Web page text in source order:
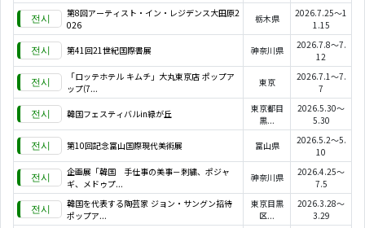
第8回アーティスト・イン・レジデンス大田原2
026
栃木県
2026.7.25～1
1.15
第41回21世紀国際書展 神奈川県
2026.7.8～7.
12
「ロッテホテル キムチ」大丸東京店 ポップア
ップ(7...
東京
2026.7.1～7.
7
韓国フェスティバルin緑が丘
東京都目
黒...
2026.5.30～
5.30
第10回記念富山国際現代美術展 富山県
2026.5.2～5.
10
企画展「韓国 手仕事の美事－刺繍、ポジャ
ギ、メドゥプ...
神奈川県
2026.4.25～
7.5
韓国を代表する陶芸家 ジョン・サングン招待
ポップア...
東京目黒
区...
2026.3.28～
3.29